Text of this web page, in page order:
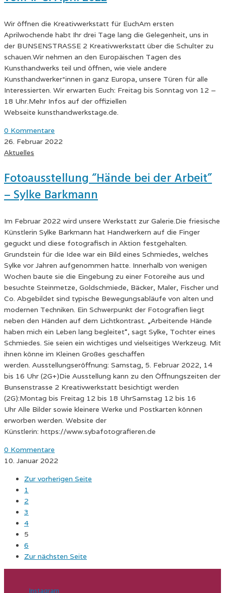
Wir öffnen die Kreativwerkstatt für EuchAm ersten
Aprilwochende habt Ihr drei Tage lang die Gelegenheit, uns in
der BUNSENSTRASSE 2 Kreativwerkstatt über die Schulter zu
schauen.Wir nehmen an den Europäischen Tagen des
Kunsthandwerks teil und öffnen, wie viele andere
Kunsthandwerker*innen in ganz Europa, unsere Türen für alle
Interessierten. Wir erwarten Euch: Freitag bis Sonntag von 12 –
18 Uhr.Mehr Infos auf der offiziellen
Webseite kunsthandwerkstage.de.
0 Kommentare
26. Februar 2022
Aktuelles
Fotoausstellung “Hände bei der Arbeit”
– Sylke Barkmann
Im Februar 2022 wird unsere Werkstatt zur Galerie.Die friesische
Künstlerin Sylke Barkmann hat Handwerkern auf die Finger
geguckt und diese fotografisch in Aktion festgehalten.
Grundstein für die Idee war ein Bild eines Schmiedes, welches
Sylke vor Jahren aufgenommen hatte. Innerhalb von wenigen
Wochen baute sie die Eingebung zu einer Fotoreihe aus und
besuchte Steinmetze, Goldschmiede, Bäcker, Maler, Fischer und
Co. Abgebildet sind typische Bewegungsabläufe von alten und
modernen Techniken. Ein Schwerpunkt der Fotografien liegt
neben den Händen auf dem Lichtkontrast. „Arbeitende Hände
haben mich ein Leben lang begleitet“, sagt Sylke, Tochter eines
Schmiedes. Sie seien ein wichtiges und vielseitiges Werkzeug. Mit
ihnen könne im Kleinen Großes geschaffen
werden. Ausstellungseröffnung: Samstag, 5. Februar 2022, 14
bis 16 Uhr (2G+)Die Ausstellung kann zu den Öffnungszeiten der
Bunsenstrasse 2 Kreativwerkstatt besichtigt werden
(2G):Montag bis Freitag 12 bis 18 UhrSamstag 12 bis 16
Uhr Alle Bilder sowie kleinere Werke und Postkarten können
erworben werden. Website der
Künstlerin: https://www.sybafotografieren.de
0 Kommentare
10. Januar 2022
Zur vorherigen Seite
1
2
3
4
5
6
Zur nächsten Seite
Instagram